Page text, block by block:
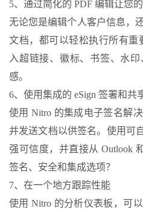
5、通过简化的 PDF 编辑让您
无论您是编辑个人客户信息，
文档，都可以轻松执行所有重
入超链接、徽标、书签、水
感。
6、使用集成的 eSign 签署和共
使用 Nitro 的集成电子签名解
并发送文档以供签名。使用可
强可信度，并直接从 Outlook
签名、安全和集成选项？
7、在一个地方跟踪性能
使用 Nitro 的分析仪表板，可